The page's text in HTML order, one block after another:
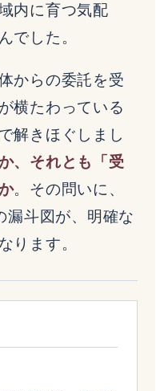
内に育つ気配
でした。
からの委託を受
横たわっている
解きほぐしまし
、それとも「受
。その問いに、
漏斗図が、明確な
ります。